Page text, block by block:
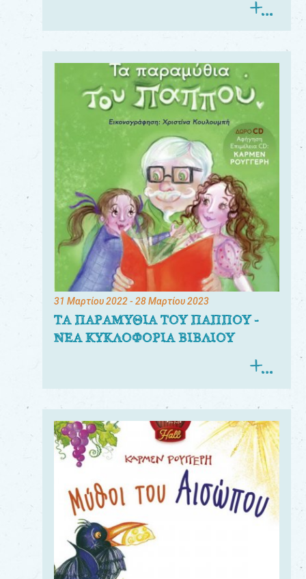
31 Μαρτίου 2022- 28 Μαρτίου 2023
ΤΑ ΠΑΡΑΜΥΘΙΑ ΤΟΥ ΠΑΠΠΟΥ -
ΝΕΑ ΚΥΚΛΟΦΟΡΙΑ ΒΙΒΛΙΟΥ